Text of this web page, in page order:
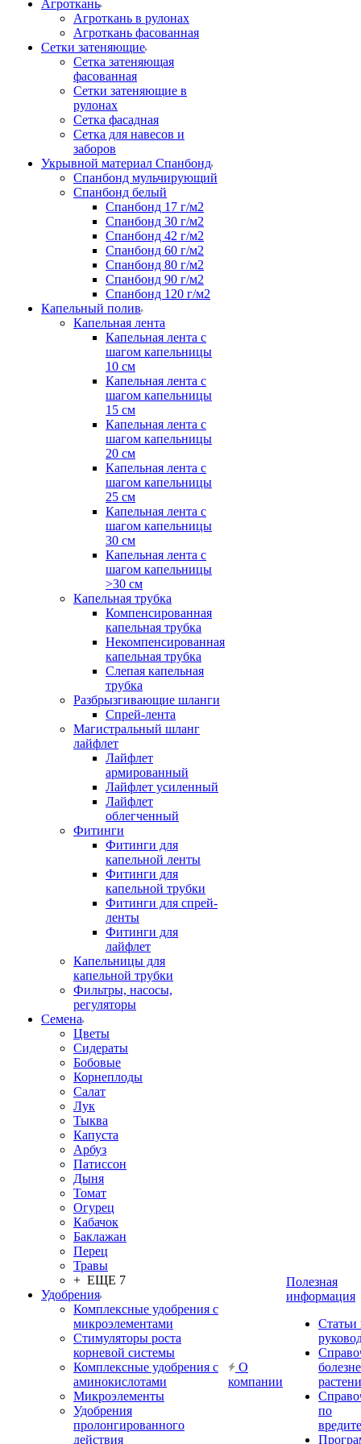
Агроткань
Агроткань в рулонах
Агроткань фасованная
Сетки затеняющие
Сетка затеняющая
фасованная
Сетки затеняющие в
рулонах
Сетка фасадная
Сетка для навесов и
заборов
Укрывной материал Спанбонд
Спанбонд мульчирующий
Спанбонд белый
Спанбонд 17 г/м2
Спанбонд 30 г/м2
Спанбонд 42 г/м2
Спанбонд 60 г/м2
Спанбонд 80 г/м2
Спанбонд 90 г/м2
Спанбонд 120 г/м2
Капельный полив
Капельная лента
Капельная лента с
шагом капельницы
10 см
Капельная лента с
шагом капельницы
15 см
Капельная лента с
шагом капельницы
20 см
Капельная лента с
шагом капельницы
25 см
Капельная лента с
шагом капельницы
30 см
Капельная лента с
шагом капельницы
>30 см
Капельная трубка
Компенсированная
капельная трубка
Некомпенсированная
капельная трубка
Слепая капельная
трубка
Разбрызгивающие шланги
Спрей-лента
Магистральный шланг
лайфлет
Лайфлет
армированный
Лайфлет усиленный
Лайфлет
облегченный
Фитинги
Фитинги для
капельной ленты
Фитинги для
капельной трубки
Фитинги для спрей-
ленты
Фитинги для
лайфлет
Капельницы для
капельной трубки
Фильтры, насосы,
регуляторы
Семена
Цветы
Сидераты
Бобовые
Корнеплоды
Салат
Лук
Тыква
Капуста
Арбуз
Патиссон
Дыня
Томат
Огурец
Кабачок
Баклажан
Перец
Травы
+ ЕЩЕ 7
Удобрения
Комплексные удобрения с
микроэлементами
Стимуляторы роста
корневой системы
Комплексные удобрения с
аминокислотами
Микроэлементы
Удобрения
пролонгированного
действия
О
компании
Полезная
информация
Статьи
по